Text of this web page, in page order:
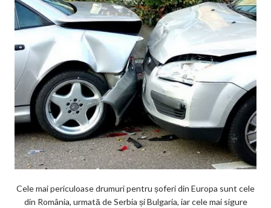
Cele mai periculoase drumuri pentru șoferi din Europa sunt cele
din România, urmată de Serbia și Bulgaria, iar cele mai sigure